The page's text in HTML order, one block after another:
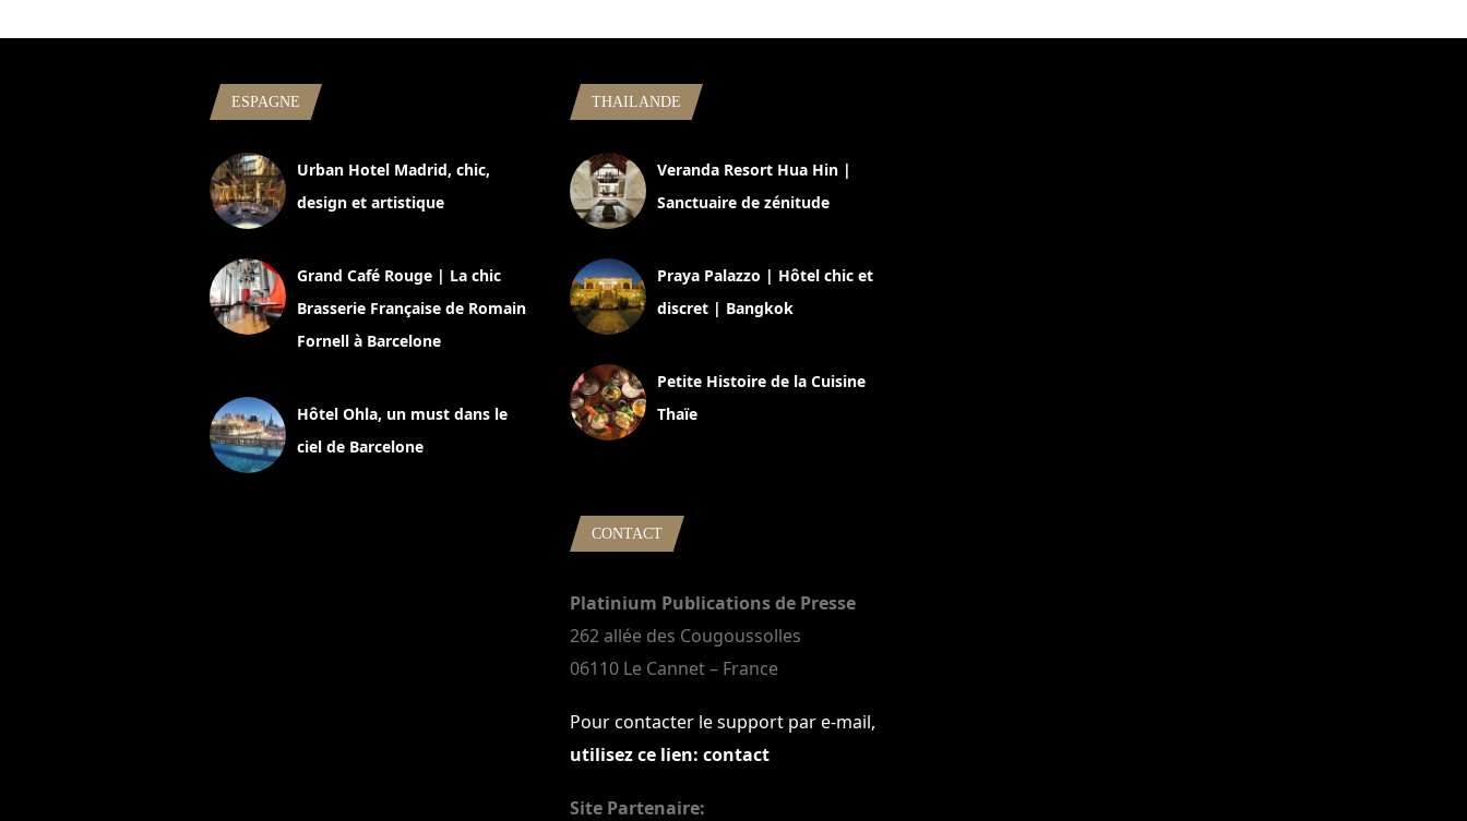
ESPAGNE
Urban Hotel Madrid, chic,
design et artistique
Grand Café Rouge | La chic
Brasserie Française de Romain
Fornell à Barcelone
Hôtel Ohla, un must dans le
ciel de Barcelone
THAILANDE
Veranda Resort Hua Hin |
Sanctuaire de zénitude
Praya Palazzo | Hôtel chic et
discret | Bangkok
Petite Histoire de la Cuisine
Thaïe
CONTACT
Platinium Publications de Presse
262 allée des Cougoussolles
06110 Le Cannet – France
Pour contacter le support par e-mail,
utilisez ce lien: contact
Site Partenaire: